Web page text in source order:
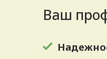
Ваш